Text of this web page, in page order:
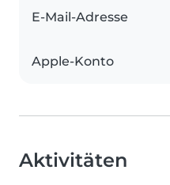
E-Mail-Adresse
Apple-Konto
Aktivitäten